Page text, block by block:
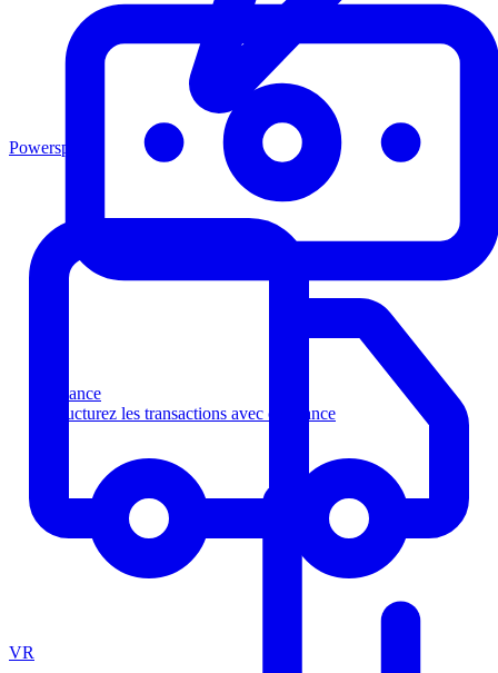
Finance
Structurez les transactions avec confiance
Powersports
VR